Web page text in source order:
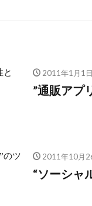
2011年1月1
”通販アプ
2011年10月
“ソーシャ